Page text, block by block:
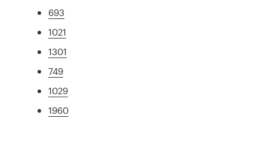
693
1021
1301
749
1029
1960